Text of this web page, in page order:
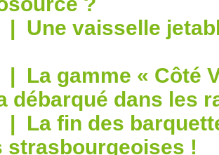
| Une vaisselle
| La gamme « Côté
débarqué dans les
| La fin des
strasbourgeoises !